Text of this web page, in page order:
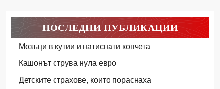
ПОСЛЕДНИ ПУБЛИКАЦИИ
Мозъци в кутии и натиснати копчета
Кашонът струва нула евро
Детските страхове, които пораснаха